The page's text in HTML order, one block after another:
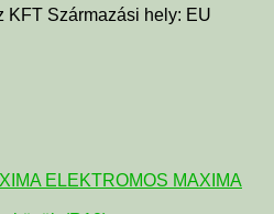
KFT Származási hely: EU